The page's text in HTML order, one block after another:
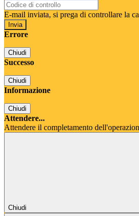
E-mail inviata, si prega di controllare la
Errore
Chiudi
Successo
Chiudi
Informazione
Chiudi
Attendere...
Attendere il completamento
Chiudi